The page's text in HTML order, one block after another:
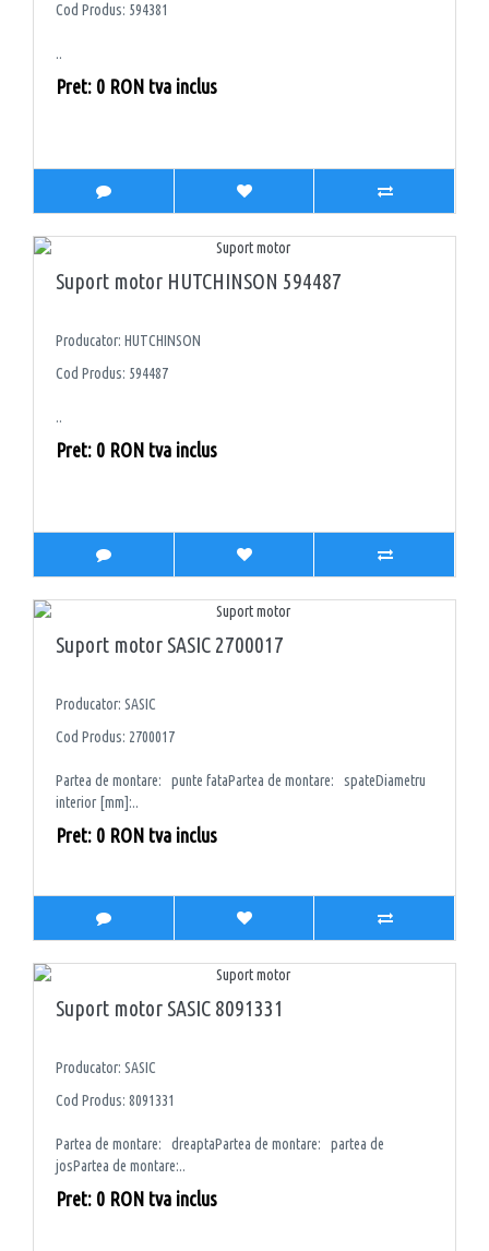
Cod Produs: 594381
..
Pret: 0 RON tva inclus
Suport motor HUTCHINSON 594487
Producator: HUTCHINSON
Cod Produs: 594487
..
Pret: 0 RON tva inclus
Suport motor SASIC 2700017
Producator: SASIC
Cod Produs: 2700017
Partea de montare: punte fataPartea de montare: spateDiametru
interior [mm]:..
Pret: 0 RON tva inclus
Suport motor SASIC 8091331
Producator: SASIC
Cod Produs: 8091331
Partea de montare: dreaptaPartea de montare: partea de
josPartea de montare:..
Pret: 0 RON tva inclus